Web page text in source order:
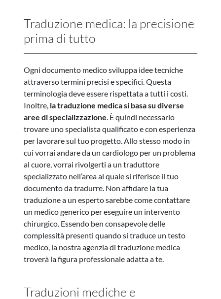
Traduzione medica: la precisione
prima di tutto
Ogni documento medico sviluppa idee tecniche
attraverso termini precisi e specifici. Questa
terminologia deve essere rispettata a tutti i costi.
Inoltre, la traduzione medica si basa su diverse
aree di specializzazione . È quindi necessario
trovare uno specialista qualificato e con esperienza
per lavorare sul tuo progetto. Allo stesso modo in
cui vorrai andare da un cardiologo per un problema
al cuore, vorrai rivolgerti a un traduttore
specializzato nell’area al quale si riferisce il tuo
documento da tradurre. Non affidare la tua
traduzione a un esperto sarebbe come contattare
un medico generico per eseguire un intervento
chirurgico. Essendo ben consapevole delle
complessità presenti quando si traduce un testo
medico, la nostra agenzia di traduzione medica
troverà la figura professionale adatta a te.
Traduzioni mediche e